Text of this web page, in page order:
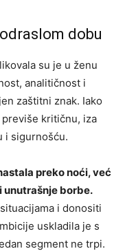
dobu
su je u ženu
analitičnost i
zaštitni znak. Iako
kritičnu, iza
i sigurnošću.
preko noći, već
unutrašnje borbe.
i donositi
uskladila je s
segment ne trpi.